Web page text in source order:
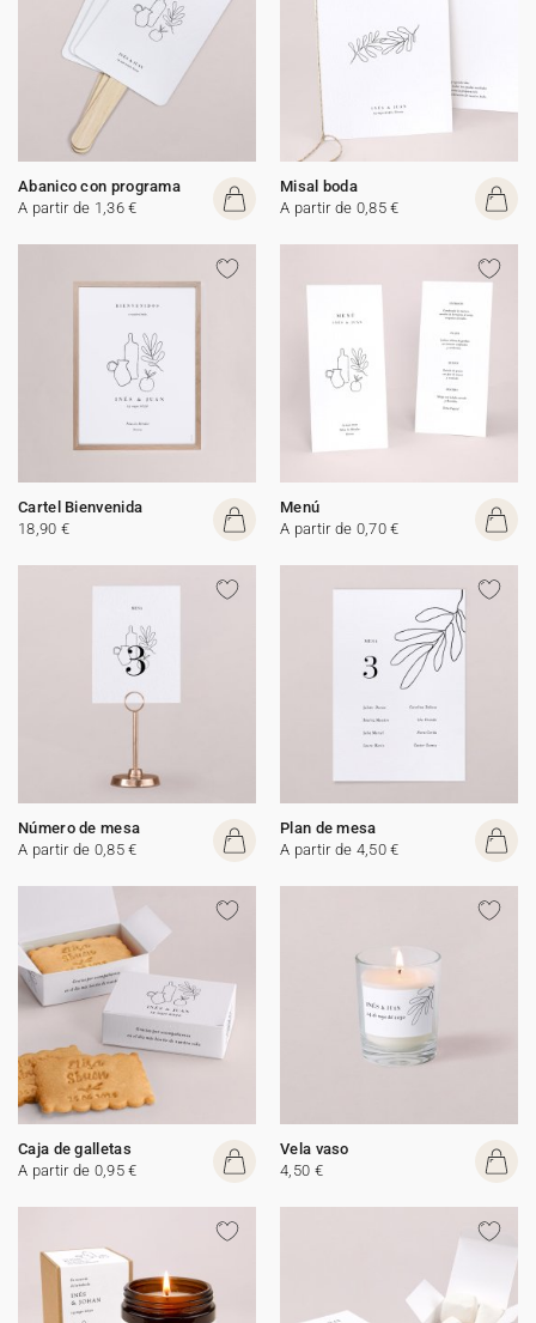
Abanico con programa
A partir de 1,36 €
Misal boda
A partir de 0,85 €
Cartel Bienvenida
18,90 €
Menú
A partir de 0,70 €
Número de mesa
A partir de 0,85 €
Plan de mesa
A partir de 4,50 €
Caja de galletas
A partir de 0,95 €
Vela vaso
4,50 €